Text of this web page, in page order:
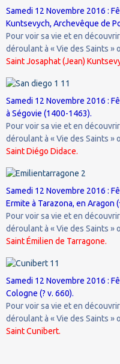
Samedi 12 Novembre 2016 :
Kuntsevych, Archevêque de
Pour voir sa vie et en
déroulant à « Vie des Saints »
Saint Josaphat (Jean)
Samedi 12 Novembre 2016 :
à Ségovie (1400-1463).
Pour voir sa vie et en
déroulant à « Vie des Saints »
Saint Diégo Didace.
Samedi 12 Novembre 2016 :
Ermite à Tarazona, en Aragon
Pour voir sa vie et en
déroulant à « Vie des Saints »
Saint Émilien de Tarragone.
Samedi 12 Novembre 2016 :
Cologne (? v. 660).
Pour voir sa vie et en
déroulant à « Vie des Saints »
Saint Cunibert.